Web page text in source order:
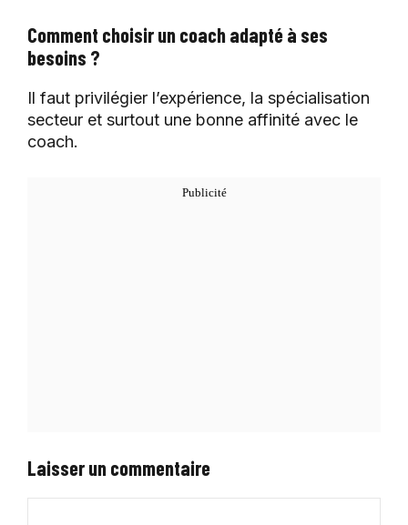
Comment choisir un coach adapté à ses
besoins ?
Il faut privilégier l’expérience, la spécialisation
secteur et surtout une bonne affinité avec le
coach.
Laisser un commentaire